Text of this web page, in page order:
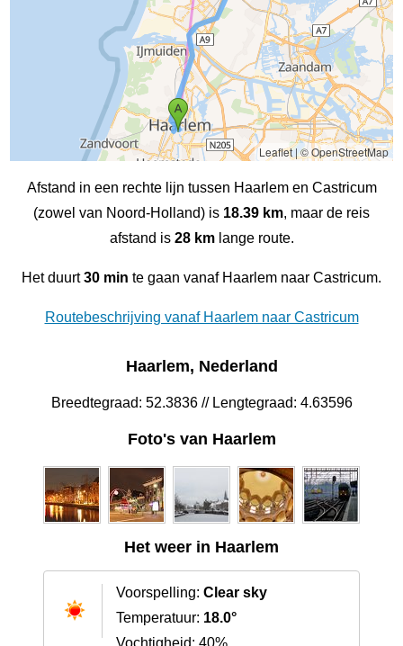
Leaflet|© OpenStreetMap
Afstand in een rechte lijn tussen Haarlem en Castricum
(zowel van Noord-Holland) is 18.39 km, maar de reis
afstand is 28 kmlange route.
Het duurt30 min te gaan vanaf Haarlem naar Castricum.
Routebeschrijving vanaf Haarlem naar Castricum
Haarlem, Nederland
Breedtegraad: 52.3836 // Lengtegraad: 4.63596
Foto's van Haarlem
Het weer in Haarlem
Voorspelling: Clear sky
Temperatuur: 18.0°